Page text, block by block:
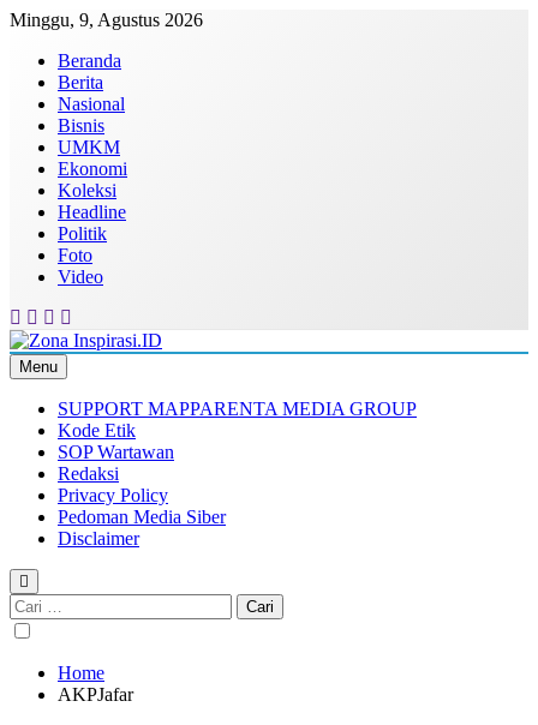
Skip
content
Minggu, 9, Agustus 2026
Beranda
Berita
Nasional
Bisnis
UMKM
Ekonomi
Koleksi
Headline
Politik
Foto
Video
Zona Inspirasi.ID
Bersama Membangun Semangat Baru
Menu
SUPPORT MAPPARENTA MEDIA GROUP
Kode Etik
SOP Wartawan
Redaksi
Privacy Policy
Pedoman Media Siber
Disclaimer
Cari
untuk:
Home
AKPJafar